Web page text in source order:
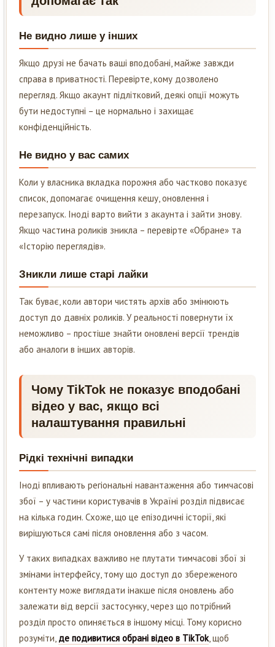
Не видно лише у інших
Якщо друзі не бачать ваші вподобані, майже завжди
справа в приватності. Перевірте, кому дозволено
перегляд. Якщо акаунт підлітковий, деякі опції можуть
бути недоступні – це нормально і захищає
конфіденційність.
Не видно у вас самих
Коли у власника вкладка порожня або частково показує
список, допомагає очищення кешу, оновлення і
перезапуск. Іноді варто вийти з акаунта і зайти знову.
Якщо частина роликів зникла – перевірте «Обране» та
«Історію переглядів».
Зникли лише старі лайки
Так буває, коли автори чистять архів або змінюють
доступ до давніх роликів. У реальності повернути їх
неможливо – простіше знайти оновлені версії трендів
або аналоги в інших авторів.
Чому TikTok не показує вподобані
відео у вас, якщо всі
налаштування правильні
Рідкі технічні випадки
Іноді впливають регіональні навантаження або тимчасові
збої – у частини користувачів в Україні розділ підвисає
на кілька годин. Схоже, що це епізодичні історії, які
вирішуються самі після оновлення або з часом.
У таких випадках важливо не плутати тимчасові збої зі
змінами інтерфейсу, тому що доступ до збереженого
контенту може виглядати інакше після оновлень або
залежати від версії застосунку, через що потрібний
розділ просто опиняється в іншому місці. Тому корисно
розуміти, де подивитися обрані відео в TikTok, щоб